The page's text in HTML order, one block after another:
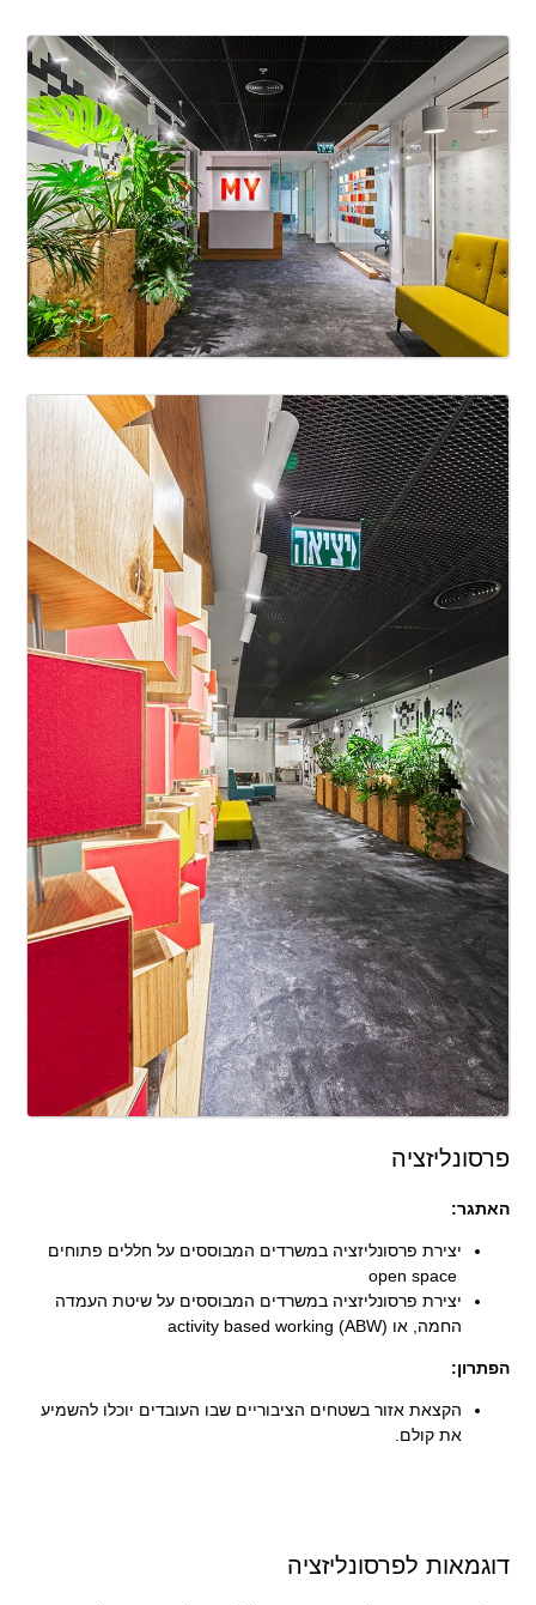
פרסונליזציה
האתגר:
יצירת פרסונליזציה במשרדים המבוססים על חללים פתוחים
open space
יצירת פרסונליזציה במשרדים המבוססים על שיטת העמדה
החמה,או (activity based working (ABW
הפתרון:
הקצאת אזור בשטחים הציבוריים שבו העובדים יוכלו להשמיע
את קולם.
דוגמאות לפרסונליזציה